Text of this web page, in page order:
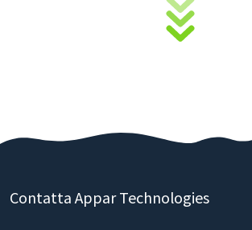
Contatta Appar Technologies